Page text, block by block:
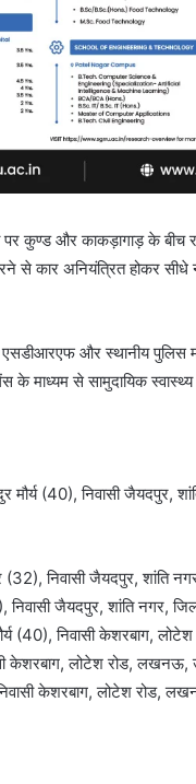
पर कुण्ड और काकड़ागाड़ के बीच
कार अनियंत्रित होकर सीधे
और स्थानीय पुलिस
माध्यम से सामुदायिक स्वास्थ्य
(40), निवासी जैयदपुर,
निवासी जैयदपुर, शांति
जैयदपुर, शांति नगर,
(40), निवासी केशरबाग,
केशरबाग, लोटेश रोड, लखनऊ,
केशरबाग, लोटेश रोड,